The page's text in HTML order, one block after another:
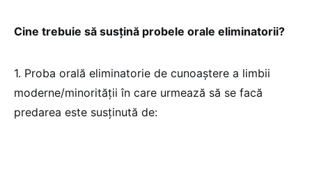
Cine trebuie să susțină probele orale eliminatorii?
1. Proba orală eliminatorie de cunoaștere a limbii
moderne/minorității în care urmează să se facă
predarea este susținută de: